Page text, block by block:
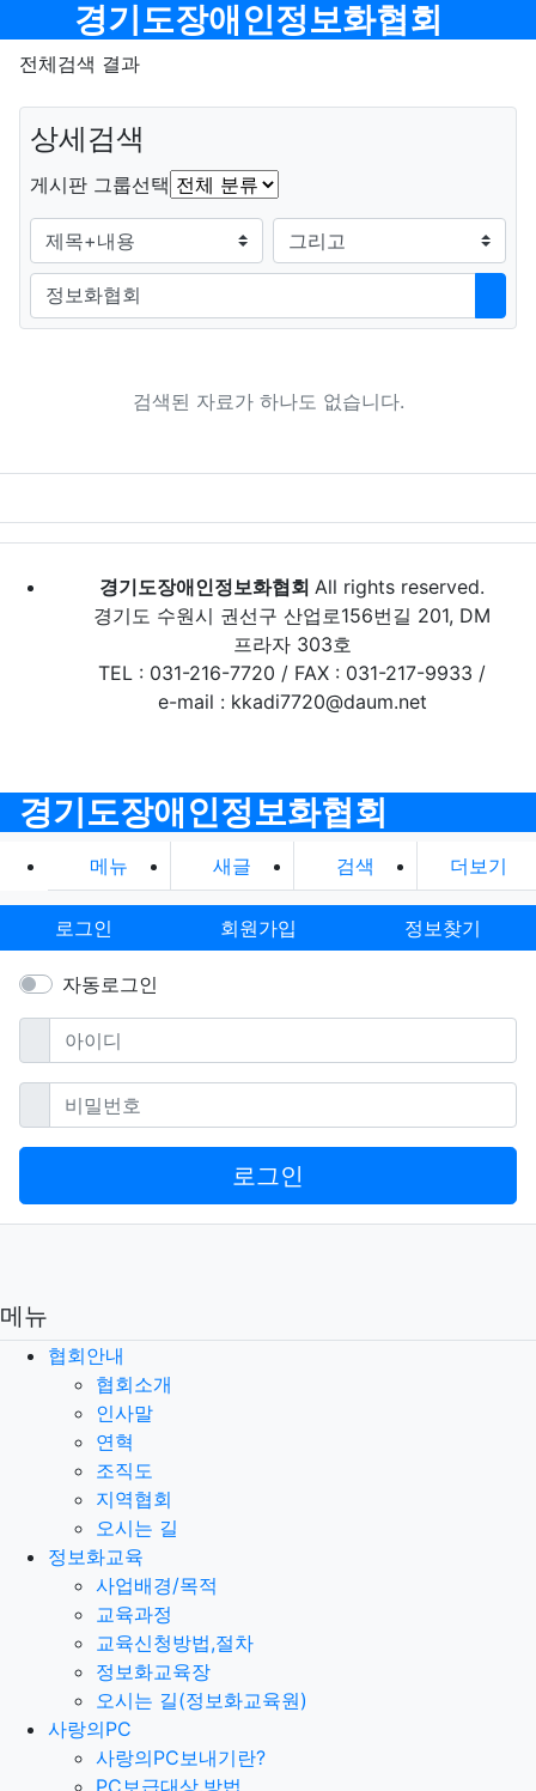
메뉴경기도장애인정보화협회
전체검색 결과
상세검색
그룹
게시판 그룹선택
검색조건
검색방법
검색어
검
검색된 자료가 하나도 없습니다.
경기도장애인정보화협회 All rights reserved.
경기도 수원시 권선구 산업로156번길 201, DM
프라자 303호
TEL : 031-216-7720 / FAX : 031-217-9933 /
e-mail : kkadi7720@daum.net
경기도장애인정보화협회
메뉴 새글 검색 더보기
로그인 회원가입 정보찾기
자동로그인
아이디필수
비밀번호필수
로그인
메뉴
협회안내
협회소개
인사말
연혁
조직도
지역협회
오시는 길
정보화교육
사업배경/목적
교육과정
교육신청방법,절차
정보화교육장
오시는 길(정보화교육원)
사랑의PC
사랑의PC보내기란?
PC보급대상,방법